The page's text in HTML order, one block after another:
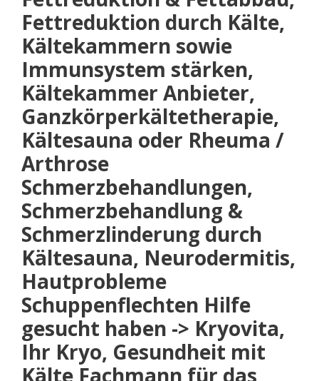
Fettreduktion durch Kälte,
Kältekammern sowie
Immunsystem stärken,
Kältekammer Anbieter,
Ganzkörperkältetherapie,
Kältesauna oder Rheuma /
Arthrose
Schmerzbehandlungen,
Schmerzbehandlung &
Schmerzlinderung durch
Kältesauna, Neurodermitis,
Hautprobleme
Schuppenflechten Hilfe
gesucht haben -> Kryovita,
Ihr Kryo, Gesundheit mit
Kälte Fachmann für das